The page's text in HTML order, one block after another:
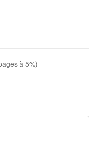
à 5%)